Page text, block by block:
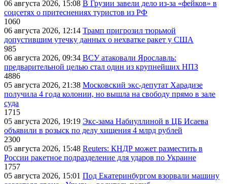
06 августа 2026, 15:08 В Грузии завели дело из-за «фейков» в
соцсетях о притеснениях туристов из РФ
1060
06 августа 2026, 12:14 Трамп пригрозил тюрьмой
допустившим утечку данных о нехватке ракет у США
985
06 августа 2026, 09:34 ВСУ атаковали Ярославль:
предварительной целью стал один из крупнейших НПЗ
4886
05 августа 2026, 21:38 Московский экс-депутат Харадизе
получила 4 года колонии, но вышла на свободу прямо в зале
суда
1715
05 августа 2026, 19:19 Экс-зама Набиуллиной в ЦБ Исаева
объявили в розыск по делу хищения 4 млрд рублей
2300
05 августа 2026, 15:48 Reuters: КНДР может разместить в
России ракетное подразделение для ударов по Украине
1757
05 августа 2026, 15:01 Под Екатеринбургом взорвали машину